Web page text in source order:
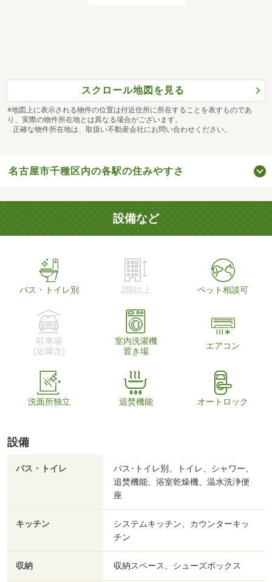
スクロール地図を見る
※地図上に表示される物件の位置は付近住所に所在することを表すものであ
り、実際の物件所在地とは異なる場合がございます。
正確な物件所在地は、取扱い不動産会社にお問い合わせください。
名古屋市千種区内の各駅の住みやすさ
設備など
バス・トイレ別 2階以上 ペット相談可
駐車場
(近隣含)
室内洗濯機
置き場
エアコン
洗面所独立 追焚機能 オートロック
設備
バス・トイレ
バス･トイレ別、トイレ、シャワー、
追焚機能、浴室乾燥機、温水洗浄便
座
キッチン
システムキッチン、カウンターキッ
チン
収納 収納スペース、シューズボックス